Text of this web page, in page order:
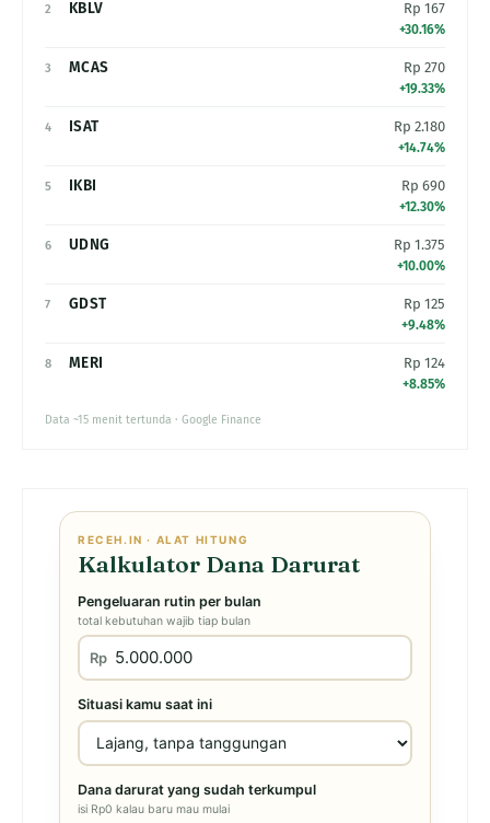
2 KBLV Rp 167
+30.16%
3 MCAS Rp 270
+19.33%
4 ISAT Rp 2.180
+14.74%
5 IKBI Rp 690
+12.30%
6 UDNG Rp 1.375
+10.00%
7 GDST Rp 125
+9.48%
8 MERI Rp 124
+8.85%
Data ~15 menit tertunda · Google Finance
RECEH.IN · ALAT HITUNG
Kalkulator Dana Darurat
Pengeluaran rutin per bulan
total kebutuhan wajib tiap bulan
Rp
Situasi kamu saat ini
Dana darurat yang sudah terkumpul
isi Rp0 kalau baru mau mulai